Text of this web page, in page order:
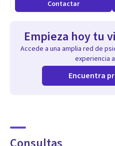
Contactar
Empieza hoy tu
Accede a una amplia red de
experiencia
Encuentra